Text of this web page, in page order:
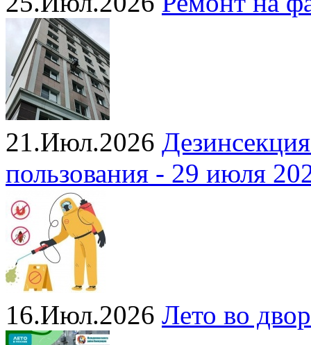
21.Июл.2026
пользования - 29 июля
16.Июл.2026 Лето во